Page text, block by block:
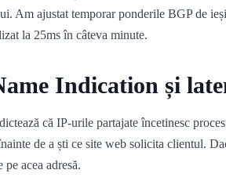
Am ajustat temporar ponderile BGP de
la 25ms în câteva minute.
Indication și
că IP-urile partajate încetinesc
de a ști ce site web solicita clientul.
acea adresă.